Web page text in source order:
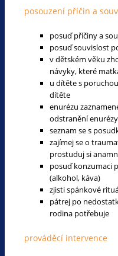
posouzení příčin a
posuď příčiny a
posuď souvislost
v dětském věku
návyky, které
u dítěte s
dítěte
enurézu
odstranění enurézy
seznam se s
zajímej se o
prostuduj si
posuď konzumaci
(alkohol, káva)
zjisti spánkové
pátrej po
rodina potřebuje
prováděcí intervence